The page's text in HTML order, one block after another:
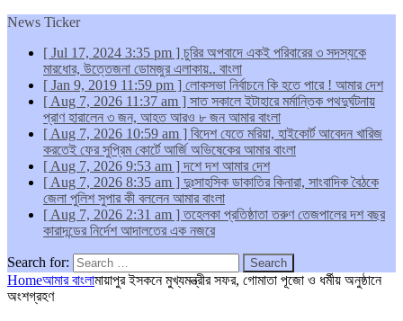
News Ticker
[ Jul 17, 2024 3:35 pm ] চুরির অপবাদে একই পরিবারের ৩ সদস্যকে
মারধোর, উত্তেজনা ডোমজুর এলাকায়.. বাংলা
[ Jan 9, 2019 11:59 pm ] লোকসভা নির্বাচনে কি হতে পারে ! আমার দেশ
[ Aug 7, 2026 11:37 am ] সাত সকালে ইটাহারে মর্মান্তিক পথদুর্ঘটনায়
প্রাণ হারালেন ৩ জন, আহত আরও ৮ জন আমার বাংলা
[ Aug 7, 2026 10:59 am ] বিদেশ যেতে মরিয়া, হাইকোর্ট আবেদন খারিজ
করতেই ফের সুপ্রিম কোর্টে আর্জি অভিষেকেরআমার বাংলা
[ Aug 7, 2026 9:53 am ]দশে দশআমার দেশ
[ Aug 7, 2026 8:35 am ] দুঃসাহসিক ডাকাতির কিনারা, সাংবাদিক বৈঠকে
জেলা পুলিশ সুপার কী বললেন আমার বাংলা
[ Aug 7, 2026 2:31 am ]তহেলকা প্রতিষ্ঠাতা তরুণ তেজপালের দশ বছর
কারাদন্ডের নির্দেশ আদালতেরএক নজরে
Search for:
Homeআমার বাংলামায়াপুর ইসকনে মুখ্যমন্ত্রীর সফর, গোমাতা পূজো ও ধর্মীয় অনুষ্ঠানে
অংশগ্রহণ